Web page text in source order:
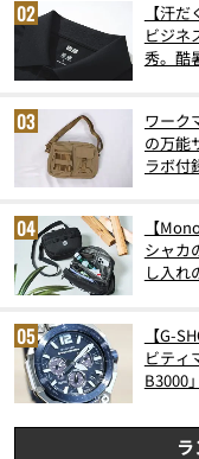
【汗
ビジネ
秀。酷
ワーク
の万能
ラボ付
【
シャカ
し入れ
【G-
ビティ
B3000